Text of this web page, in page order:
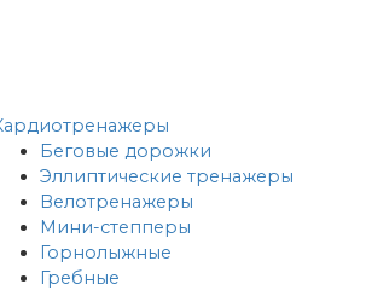
Беговые дорожки
Эллиптические тренажеры
Велотренажеры
Мини-степперы
Горнолыжные
Гребные